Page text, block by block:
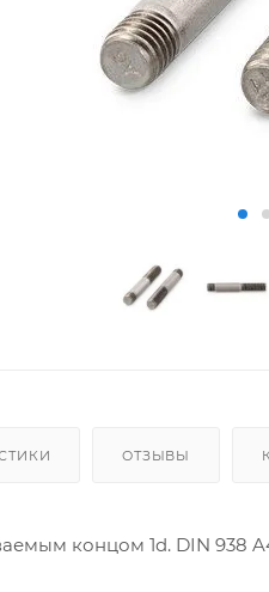
ОТЗЫВЫ
концом 1d. DIN 938